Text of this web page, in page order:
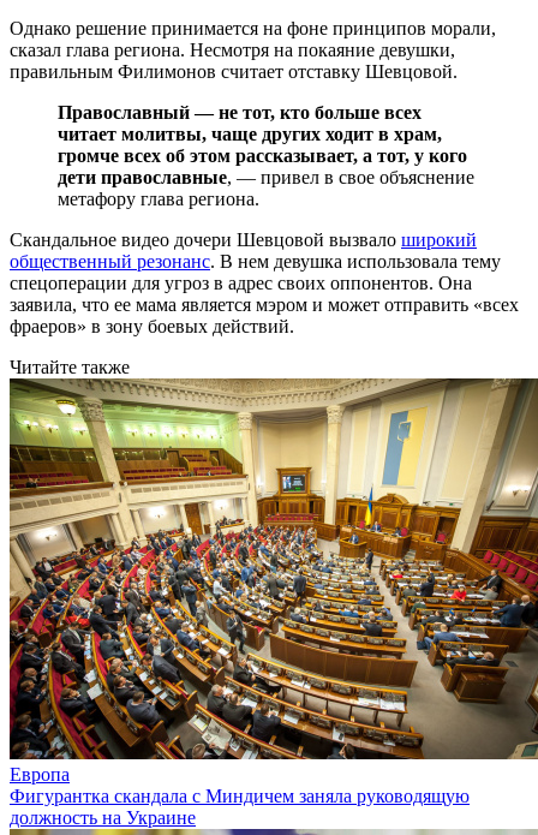
Однако решение принимается на фоне принципов морали,
сказал глава региона. Несмотря на покаяние девушки,
правильным Филимонов считает отставку Шевцовой.
Православный — не тот, кто больше всех
читает молитвы, чаще других ходит в храм,
громче всех об этом рассказывает, а тот, у кого
дети православные, — привел в свое объяснение
метафору глава региона.
Скандальное видео дочери Шевцовой вызвало широкий
общественный резонанс. В нем девушка использовала тему
спецоперации для угроз в адрес своих оппонентов. Она
заявила, что ее мама является мэром и может отправить «всех
фраеров» в зону боевых действий.
Читайте также
Европа
Фигурантка скандала с Миндичем заняла руководящую
должность на Украине